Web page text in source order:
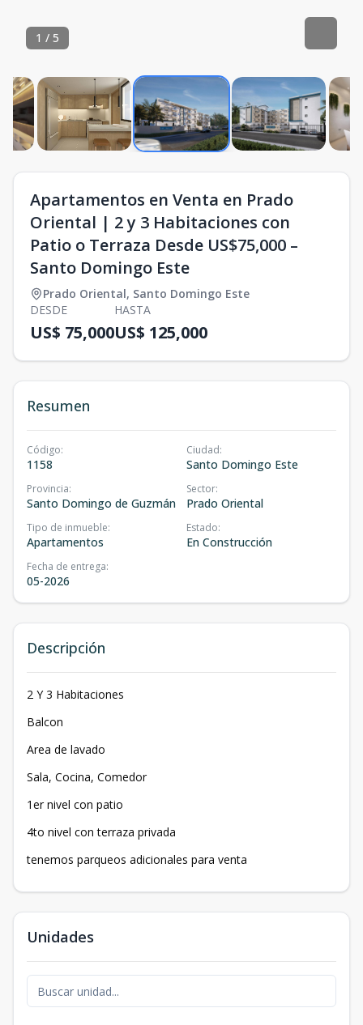
1 / 5
Apartamentos en Venta en Prado
Oriental | 2 y 3 Habitaciones con
Patio o Terraza Desde US$75,000 –
Santo Domingo Este
Prado Oriental, Santo Domingo Este
DESDE
US$ 75,000
HASTA
US$ 125,000
Resumen
Código:
1158
Ciudad:
Santo Domingo Este
Provincia:
Santo Domingo de Guzmán
Sector:
Prado Oriental
Tipo de inmueble:
Apartamentos
Estado:
En Construcción
Fecha de entrega:
05-2026
Descripción
2 Y 3 Habitaciones
Balcon
Area de lavado
Sala, Cocina, Comedor
1er nivel con patio
4to nivel con terraza privada
tenemos parqueos adicionales para venta
Unidades